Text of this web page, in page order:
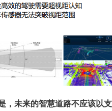
，未来的智慧道路不应该以